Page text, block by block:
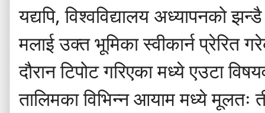
यद्यपि,विश्वविद्यालय अध्यापनको झन्डै
मलाई उक्त भूमिका स्वीकार्न प्रेरित
दौरान टिपोट गरिएका मध्ये एउटा
तालिमका विभिन्न आयाम मध्ये मूलतः